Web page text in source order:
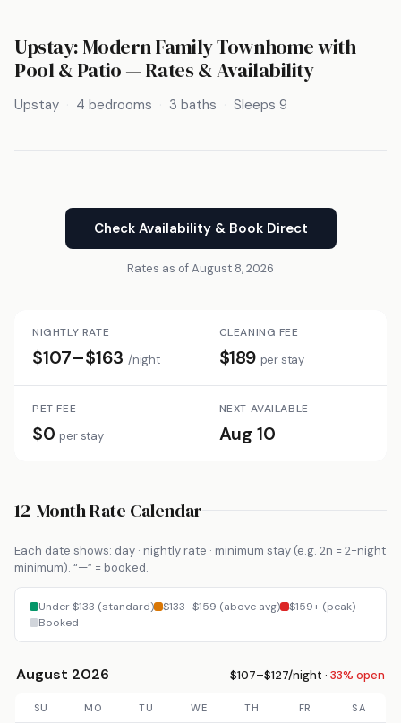
Upstay: Modern Family Townhome with
Pool & Patio — Rates & Availability
Upstay 4 bedrooms 3 baths Sleeps 9
Check Availability & Book Direct
Rates as of August 8, 2026
NIGHTLY RATE
$107–$163 /night
CLEANING FEE
$189 per stay
PET FEE
$0 per stay
NEXT AVAILABLE
Aug 10
12-Month Rate Calendar
Each date shows: day · nightly rate · minimum stay (e.g. 2n = 2-night
minimum). “—” = booked.
Under $133 (standard) $133–$159 (above avg)
$159+ (peak)
Booked
August 2026 $107–$127/night · 33% open
SU MO TU WE TH FR
SA